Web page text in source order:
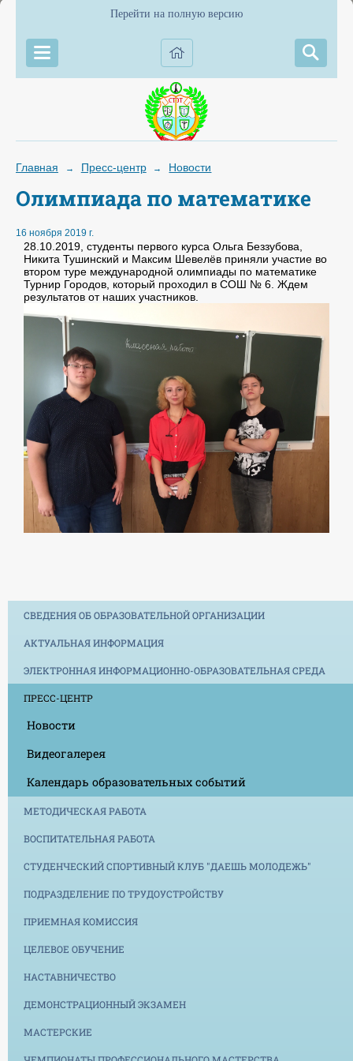
Перейти на полную версию
Главная → Пресс-центр → Новости
Олимпиада по математике
16 ноября 2019 г.
28.10.2019, студенты первого курса Ольга Беззубова,
Никита Тушинский и Максим Шевелёв приняли участие во
втором туре меж­дународ­ной олим­пи­ады по ма­тема­тике
Турнир Городов, который проходил в СОШ № 6. Ждем
результатов от наших участников.
СВЕДЕНИЯ ОБ ОБРАЗОВАТЕЛЬНОЙ ОРГАНИЗАЦИИ
АКТУАЛЬНАЯ ИНФОРМАЦИЯ
ЭЛЕКТРОННАЯ ИНФОРМАЦИОННО-ОБРАЗОВАТЕЛЬНАЯ СРЕДА
ПРЕСС-ЦЕНТР
Новости
Видеогалерея
Календарь образовательных событий
МЕТОДИЧЕСКАЯ РАБОТА
ВОСПИТАТЕЛЬНАЯ РАБОТА
СТУДЕНЧЕСКИЙ СПОРТИВНЫЙ КЛУБ "ДАЕШЬ МОЛОДЕЖЬ"
ПОДРАЗДЕЛЕНИЕ ПО ТРУДОУСТРОЙСТВУ
ПРИЕМНАЯ КОМИССИЯ
ЦЕЛЕВОЕ ОБУЧЕНИЕ
НАСТАВНИЧЕСТВО
ДЕМОНСТРАЦИОННЫЙ ЭКЗАМЕН
МАСТЕРСКИЕ